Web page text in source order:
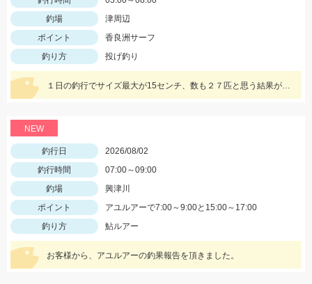
釣場
津周辺
ポイント
香良洲サーフ
釣り方
投げ釣り
１日の釣行でサイズ最大が15センチ、数も２７匹と思う結果が出ず 翌２日に同じ時間、同じ場所でリベンジ。 いつもはエサは石ゴカイだけど今日はゴールドイソメを使ってみました。 夜暗い時間は石ゴカイよりも当たりも多く釣れる数も多かったですね。 7時の潮止まり頃に大きな当たりで蟹かな？と思いきや何と２２センチと、21センチのダブルでした。 今期のサイズ更新をしました。 その後、ワタリガニも釣れてリベンジ成功でした。 皆さん、記念写真は釣ったその場で撮影しましょうね。 家に帰ってからでは1センチほど縮んでしまいますからね。笑
NEW
釣行日
2026/08/02
釣行時間
07:00～09:00
釣場
興津川
ポイント
アユルアーで7:00～9:00と15:00～17:00
釣り方
鮎ルアー
お客様から、アユルアーの釣果報告を頂きました。